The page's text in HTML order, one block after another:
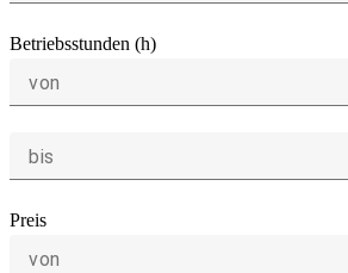
Betriebsstunden (h)
von
bis
Preis
von